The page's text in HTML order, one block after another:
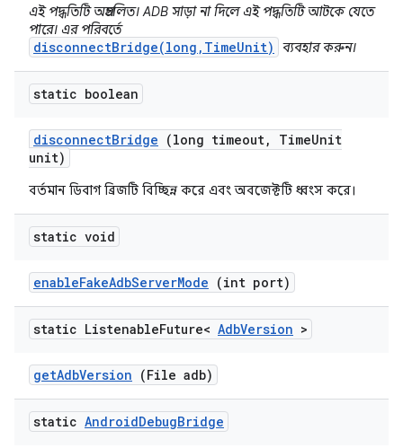
এই পদ্ধতিটি অপ্রচলিত। ADB সাড়া না দিলে এই পদ্ধতিটি আটকে যেতে
পারে। এর পরিবর্তে
disconnectBridge(long,TimeUnit) ব্যবহার করুন।
static boolean
disconnectBridge (long timeout, TimeUnit
unit)
বর্তমান ডিবাগ ব্রিজটি বিচ্ছিন্ন করে এবং অবজেক্টটি ধ্বংস করে।
static void
enableFakeAdbServerMode (int port)
static ListenableFuture< AdbVersion >
getAdbVersion (File adb)
static AndroidDebugBridge